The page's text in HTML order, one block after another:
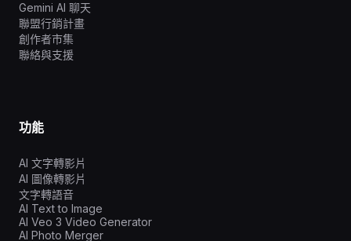
Gemini AI 聊天
聯盟行銷計畫
創作者市集
聯絡與支援
功能
AI 文字轉影片
AI 圖像轉影片
文字轉語音
AI Text to Image
AI Veo 3 Video Generator
AI Photo Merger